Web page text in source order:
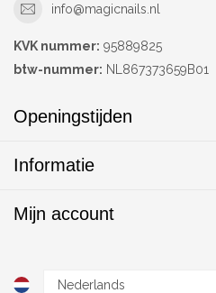
info@magicnails.nl
KVK nummer: 95889825
btw-nummer: NL867373659B01
Openingstijden
Informatie
Mijn account